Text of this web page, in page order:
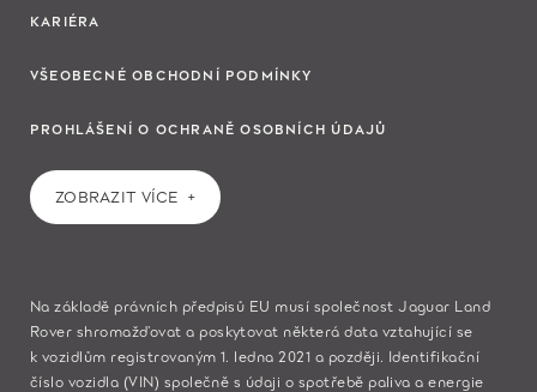
KARIÉRA
VŠEOBECNÉ OBCHODNÍ PODMÍNKY
PROHLÁŠENÍ O OCHRANĚ OSOBNÍCH ÚDAJŮ
ZOBRAZIT VÍCE
Na základě právních předpisů EU musí společnost Jaguar Land
Rover shromažďovat a poskytovat některá data vztahující se
k vozidlům registrovaným 1. ledna 2021 a později. Identifikační
číslo vozidla (VIN) společně s údaji o spotřebě paliva a energie